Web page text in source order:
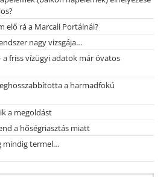
elő rá a Marcali Portálnál?
nagy vizsgája…
a friss vízügyi adatok már óvatos
a harmadfokú
a megoldást
a hőségriasztás miatt
mindig termel…